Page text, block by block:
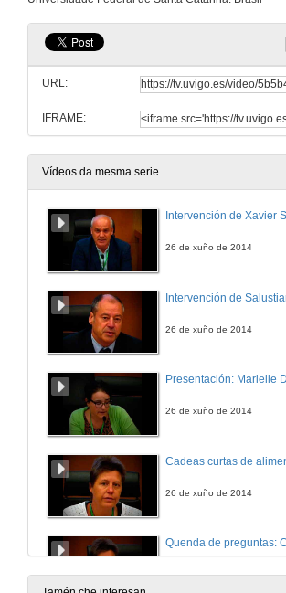
URL:
IFRAME:
Vídeos da mesma serie
Intervención de Xavier
26 de xuño de 2014
26 de xuño de 2014
Presentación: Marielle
26 de xuño de 2014
26 de xuño de 2014
26 de xuño de 2014